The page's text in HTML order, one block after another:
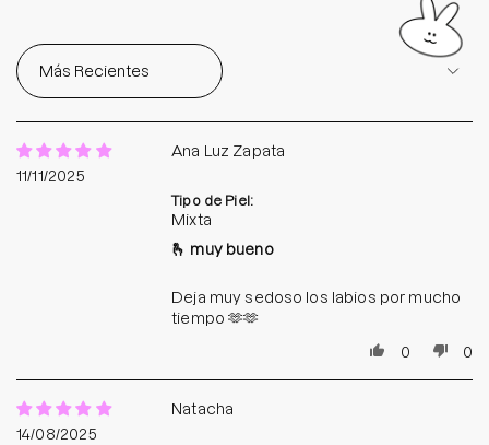
Sort by
11/11/2025
Ana Luz Zapata
Tipo de Piel:
Mixta
🫰 muy bueno
Deja muy sedoso los labios por mucho
tiempo 🫶🫶
0
0
14/08/2025
Natacha